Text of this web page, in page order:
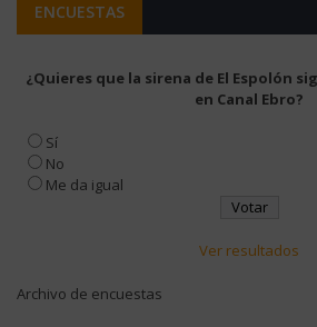
ENCUESTAS
¿Quieres que la sirena de El Espolón
en Canal Ebro?
Sí
No
Me da igual
Ver resultados
Archivo de encuestas